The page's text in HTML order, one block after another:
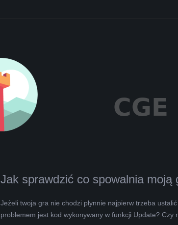
Jak sprawdzić co spowalnia moją
Jeżeli twoja gra nie chodzi płynnie najpierw trzeba
problemem jest kod wykonywany w funkcji Update? Czy